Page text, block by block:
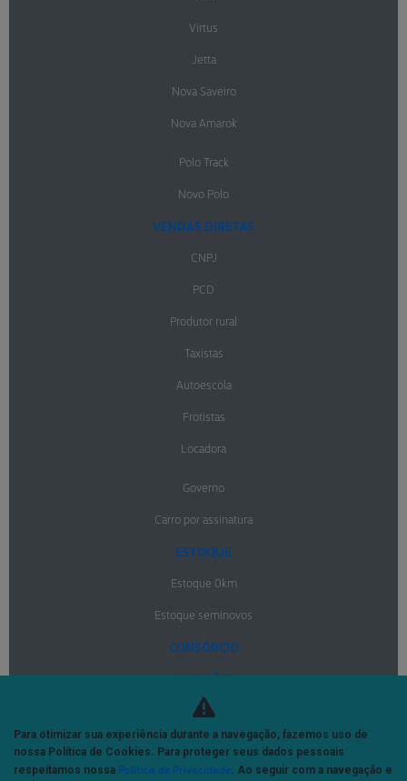
Virtus
Jetta
Nova Saveiro
Nova Amarok
Polo Track
Novo Polo
VENDAS DIRETAS
CNPJ
PCD
Produtor rural
Taxistas
Autoescola
Frotistas
Locadora
Governo
Carro por assinatura
ESTOQUE
Estoque 0km
Estoque seminovos
CONSÓRCIO
SOLUÇÕES
Financiamentos
Seguros
MERCADO LIVRE
Para otimizar sua experiência durante a navegação, fazemos uso de
nossa Política de Cookies. Para proteger seus dados pessoais
respeitamos nossa Política de Privacidade. Ao seguir com a navegação e